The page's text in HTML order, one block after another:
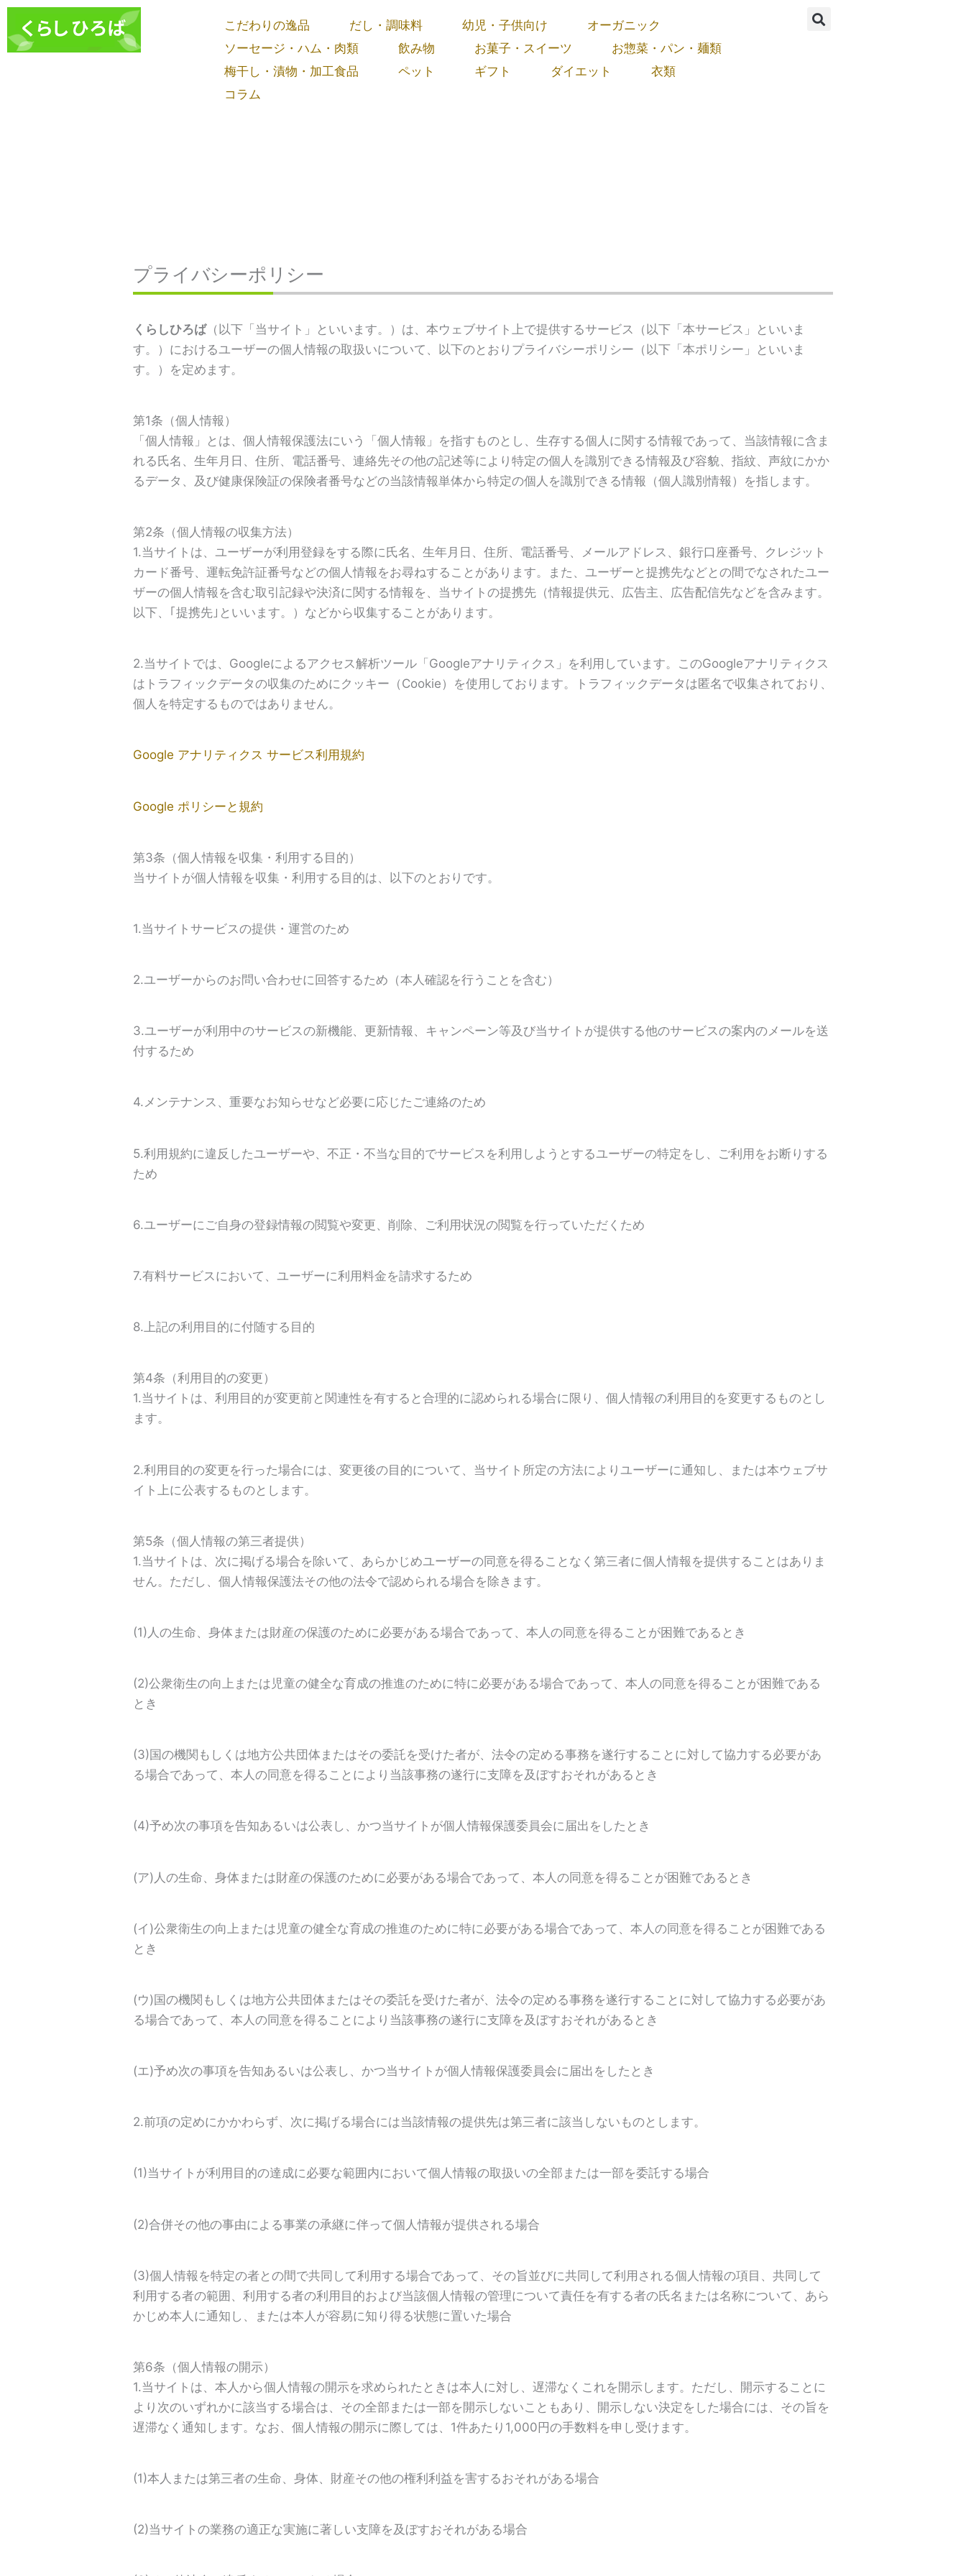
内
を
こだわりの逸品 だし・調味料 幼児・子供向け
オーガニック
ソーセージ・ハム・肉類
飲み物 お菓子・スイーツ
お惣菜・パン・麺類
梅干し・漬物・加工食品
ペット ギフト ダイエット
衣類
コラム
プライバシーポリシー
くらしひろば（以下「当サイト」といいます。）は、本ウェブサイト上で提供するサービス（以下「本サービス」といいま
す。）におけるユーザーの個人情報の取扱いについて、以下のとおりプライバシーポリシー（以下「本ポリシー」といいま
す。）を定めます。
第1条（個人情報）
「個人情報」とは、個人情報保護法にいう「個人情報」を指すものとし、生存する個人に関する情報であって、当該情報に含ま
れる氏名、生年月日、住所、電話番号、連絡先その他の記述等により特定の個人を識別できる情報及び容貌、指紋、声紋にかか
るデータ、及び健康保険証の保険者番号などの当該情報単体から特定の個人を識別できる情報（個人識別情報）を指します。
第2条（個人情報の収集方法）
1.当サイトは、ユーザーが利用登録をする際に氏名、生年月日、住所、電話番号、メールアドレス、銀行口座番号、クレジット
カード番号、運転免許証番号などの個人情報をお尋ねすることがあります。また、ユーザーと提携先などとの間でなされたユー
ザーの個人情報を含む取引記録や決済に関する情報を、当サイトの提携先（情報提供元、広告主、広告配信先などを含みます。
以下、｢提携先｣といいます。）などから収集することがあります。
2.当サイトでは、Googleによるアクセス解析ツール「Googleアナリティクス」を利用しています。このGoogleアナリティクス
はトラフィックデータの収集のためにクッキー（Cookie）を使用しております。トラフィックデータは匿名で収集されており、
個人を特定するものではありません。
Google アナリティクス サービス利用規約
Google ポリシーと規約
第3条（個人情報を収集・利用する目的）
当サイトが個人情報を収集・利用する目的は、以下のとおりです。
1.当サイトサービスの提供・運営のため
2.ユーザーからのお問い合わせに回答するため（本人確認を行うことを含む）
3.ユーザーが利用中のサービスの新機能、更新情報、キャンペーン等及び当サイトが提供する他のサービスの案内のメールを送
付するため
4.メンテナンス、重要なお知らせなど必要に応じたご連絡のため
5.利用規約に違反したユーザーや、不正・不当な目的でサービスを利用しようとするユーザーの特定をし、ご利用をお断りする
ため
6.ユーザーにご自身の登録情報の閲覧や変更、削除、ご利用状況の閲覧を行っていただくため
7.有料サービスにおいて、ユーザーに利用料金を請求するため
8.上記の利用目的に付随する目的
第4条（利用目的の変更）
1.当サイトは、利用目的が変更前と関連性を有すると合理的に認められる場合に限り、個人情報の利用目的を変更するものとし
ます。
2.利用目的の変更を行った場合には、変更後の目的について、当サイト所定の方法によりユーザーに通知し、または本ウェブサ
イト上に公表するものとします。
第5条（個人情報の第三者提供）
1.当サイトは、次に掲げる場合を除いて、あらかじめユーザーの同意を得ることなく第三者に個人情報を提供することはありま
せん。ただし、個人情報保護法その他の法令で認められる場合を除きます。
(1)人の生命、身体または財産の保護のために必要がある場合であって、本人の同意を得ることが困難であるとき
(2)公衆衛生の向上または児童の健全な育成の推進のために特に必要がある場合であって、本人の同意を得ることが困難である
とき
(3)国の機関もしくは地方公共団体またはその委託を受けた者が、法令の定める事務を遂行することに対して協力する必要があ
る場合であって、本人の同意を得ることにより当該事務の遂行に支障を及ぼすおそれがあるとき
(4)予め次の事項を告知あるいは公表し、かつ当サイトが個人情報保護委員会に届出をしたとき
(ア)人の生命、身体または財産の保護のために必要がある場合であって、本人の同意を得ることが困難であるとき
(イ)公衆衛生の向上または児童の健全な育成の推進のために特に必要がある場合であって、本人の同意を得ることが困難である
とき
(ウ)国の機関もしくは地方公共団体またはその委託を受けた者が、法令の定める事務を遂行することに対して協力する必要があ
る場合であって、本人の同意を得ることにより当該事務の遂行に支障を及ぼすおそれがあるとき
(エ)予め次の事項を告知あるいは公表し、かつ当サイトが個人情報保護委員会に届出をしたとき
2.前項の定めにかかわらず、次に掲げる場合には当該情報の提供先は第三者に該当しないものとします。
(1)当サイトが利用目的の達成に必要な範囲内において個人情報の取扱いの全部または一部を委託する場合
(2)合併その他の事由による事業の承継に伴って個人情報が提供される場合
(3)個人情報を特定の者との間で共同して利用する場合であって、その旨並びに共同して利用される個人情報の項目、共同して
利用する者の範囲、利用する者の利用目的および当該個人情報の管理について責任を有する者の氏名または名称について、あら
かじめ本人に通知し、または本人が容易に知り得る状態に置いた場合
第6条（個人情報の開示）
1.当サイトは、本人から個人情報の開示を求められたときは本人に対し、遅滞なくこれを開示します。ただし、開示することに
より次のいずれかに該当する場合は、その全部または一部を開示しないこともあり、開示しない決定をした場合には、その旨を
遅滞なく通知します。なお、個人情報の開示に際しては、1件あたり1,000円の手数料を申し受けます。
(1)本人または第三者の生命、身体、財産その他の権利利益を害するおそれがある場合
(2)当サイトの業務の適正な実施に著しい支障を及ぼすおそれがある場合